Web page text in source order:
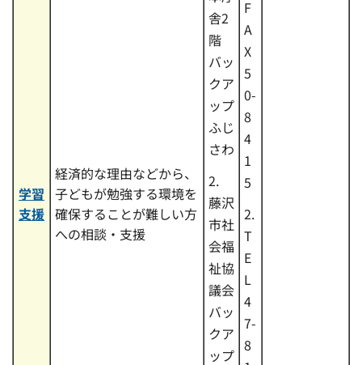
学習
支援
経済的な理由などから、
子どもが勉強する環境を
確保することが難しい方
への相談・支援
舎2
階
バッ
クア
ップ
ふじ
さわ
2.
藤沢
市社
会福
祉協
議会
バッ
クア
ップ
F
A
X
5
0-
8
4
1
5
2.
T
E
L
4
7-
8